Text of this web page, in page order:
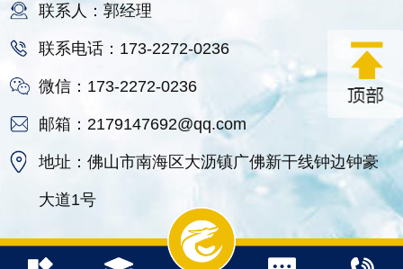
联系人：郭经理
联系电话：173-2272-0236
微信：173-2272-0236
邮箱：2179147692@qq.com
地址：佛山市南海区大沥镇广佛新干线钟边钟豪
大道1号